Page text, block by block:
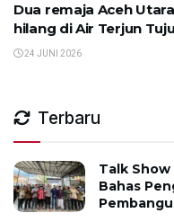
Dua remaja Aceh
hilang di Air Terjun
24 JUNI 2026
Terbaru
Talk Show
Bahas